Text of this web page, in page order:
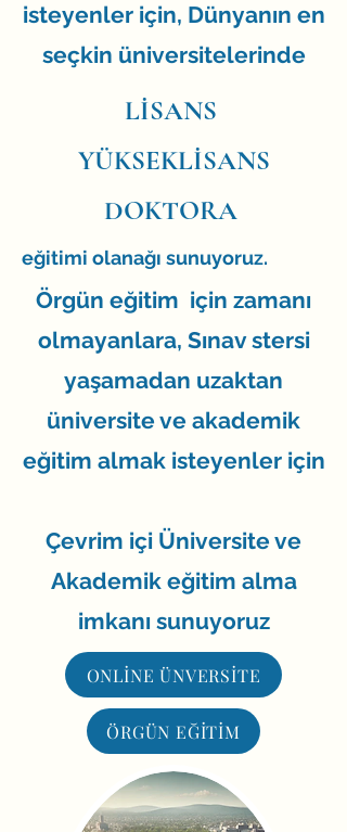
isteyenler için, Dünyanın en
seçkin üniversitelerinde
LİSANS
YÜKSEKLİSANS
DOKTORA
eğitimi olanağı sunuyoruz.
Örgün eğitim için zamanı
olmayanlara, Sınav stersi
yaşamadan uzaktan
üniversite ve akademik
eğitim almak isteyenler için
Çevrim içi Üniversite ve
Akademik eğitim alma
imkanı sunuyoruz
ONLİNE ÜNVERSİTE
ÖRGÜN EĞİTİM